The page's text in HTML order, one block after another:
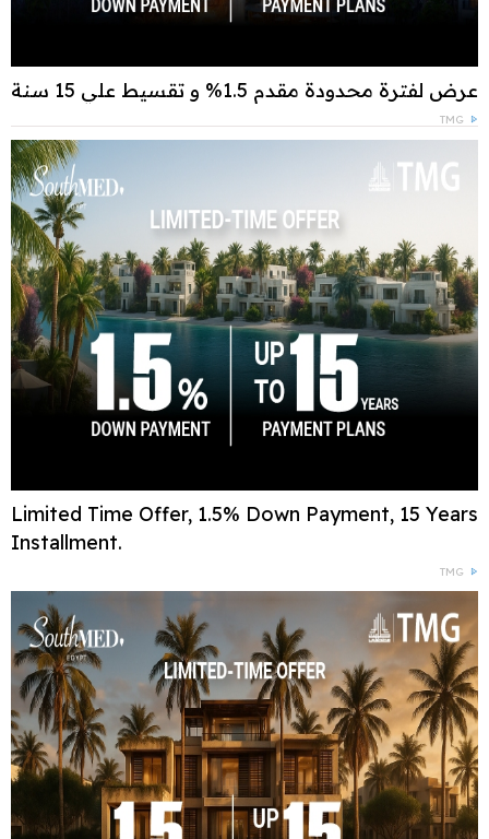
عرض لفترة محدودة مقدم 1.5% و تقسيط علي 15 سنة
TMG
Limited Time Offer, 1.5% Down Payment, 15 Years
Installment.
TMG